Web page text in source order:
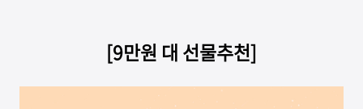
[9만원 대 선물추천]